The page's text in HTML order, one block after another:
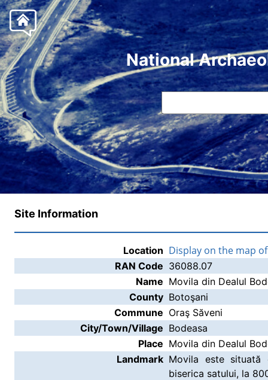
National
Site Information
Location Display on the map
RAN Code 36088.07
Name Movila din Dealul
County Botoşani
Commune Oraş Săveni
City/Town/Village Bodeasa
Place Movila din Dealul
Landmark Movila este
biserica satului, la